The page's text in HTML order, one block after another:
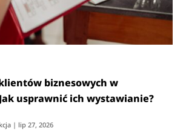
biznesowych w
usprawnić ich wystawianie?
| lip 27, 2026